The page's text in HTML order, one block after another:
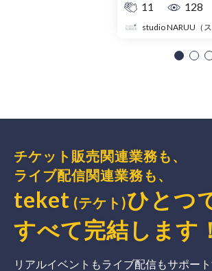
11
128
チケット販売関連業務も、
ライブ配信関連業務も、
teket (テケト)ひとつ
すべて完結 します ！
リアルイベントもライブ配信もサポー